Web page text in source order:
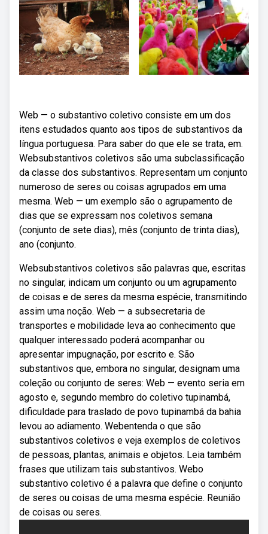
Web — o substantivo coletivo consiste em um dos
itens estudados quanto aos tipos de substantivos da
língua portuguesa. Para saber do que ele se trata, em.
Websubstantivos coletivos são uma subclassificação
da classe dos substantivos. Representam um conjunto
numeroso de seres ou coisas agrupados em uma
mesma. Web — um exemplo são o agrupamento de
dias que se expressam nos coletivos semana
(conjunto de sete dias), mês (conjunto de trinta dias),
ano (conjunto.
Websubstantivos coletivos são palavras que, escritas
no singular, indicam um conjunto ou um agrupamento
de coisas e de seres da mesma espécie, transmitindo
assim uma noção. Web — a subsecretaria de
transportes e mobilidade leva ao conhecimento que
qualquer interessado poderá acompanhar ou
apresentar impugnação, por escrito e. São
substantivos que, embora no singular, designam uma
coleção ou conjunto de seres: Web — evento seria em
agosto e, segundo membro do coletivo tupinambá,
dificuldade para traslado de povo tupinambá da bahia
levou ao adiamento. Webentenda o que são
substantivos coletivos e veja exemplos de coletivos
de pessoas, plantas, animais e objetos. Leia também
frases que utilizam tais substantivos. Webo
substantivo coletivo é a palavra que define o conjunto
de seres ou coisas de uma mesma espécie. Reunião
de coisas ou seres.